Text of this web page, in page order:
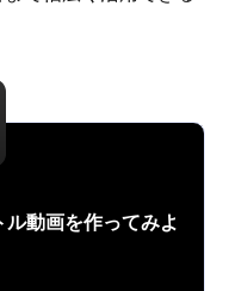
動画を作ってみよ